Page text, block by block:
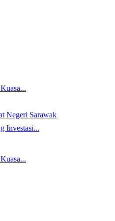
Negeri Sarawak
Investasi...